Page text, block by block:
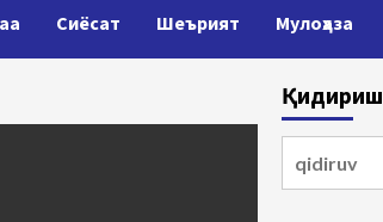
Сиёсат Шеърият Мулоҳаза
Қидириш